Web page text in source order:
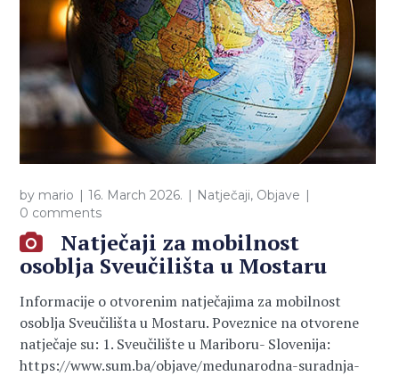
by mario 16. March 2026. Natječaji, Objave
0 comments
Natječaji za mobilnost
osoblja Sveučilišta u Mostaru
Informacije o otvorenim natječajima za mobilnost
osoblja Sveučilišta u Mostaru. Poveznice na otvorene
natječaje su: 1. Sveučilište u Mariboru- Slovenija:
https://www.sum.ba/objave/medunarodna-suradnja-